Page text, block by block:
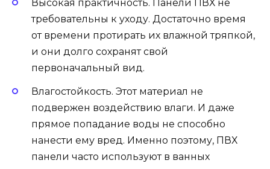
Высокая практичность. Панели ПВХ не
требовательны к уходу. Достаточно время
от времени протирать их влажной тряпкой,
и они долго сохранят свой
первоначальный вид.
Влагостойкость. Этот материал не
подвержен воздействию влаги. И даже
прямое попадание воды не способно
нанести ему вред. Именно поэтому, ПВХ
панели часто используют в ванных